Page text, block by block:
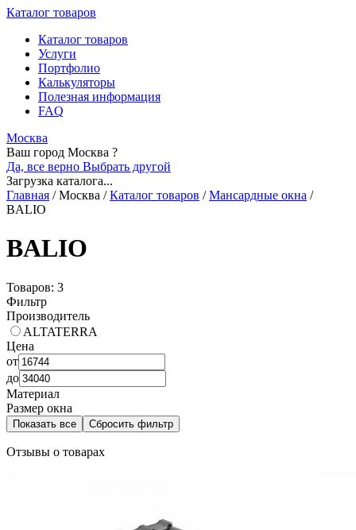
Каталог товаров
Каталог товаров
Услуги
Портфолио
Калькуляторы
Полезная информация
FAQ
Москва
Ваш город Москва ?
Да, все верно Выбрать другой
Загрузка каталога...
Главная /Москва / Каталог товаров / Мансардные окна /
BALIO
BALIO
Товаров: 3
Фильтр
Производитель
ALTATERRA
Цена
от
до
Материал
Размер окна
Показать все Сбросить фильтр
Отзывы о товарах